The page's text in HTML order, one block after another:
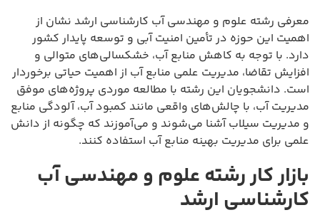
معرفی رشته علوم و مهندسی آب کارشناسی ارشد نشان از
اهمیت این حوزه در تأمین امنیت آبی و توسعه پایدار کشور
دارد. با توجه به کاهش منابع آب، خشکسالی‌های متوالی و
افزایش تقاضا، مدیریت علمی منابع آب از اهمیت حیاتی برخوردار
است. دانشجویان این رشته با مطالعه موردی پروژه‌های موفق
مدیریت آب، با چالش‌های واقعی مانند کمبود آب، آلودگی منابع
و مدیریت سیلاب آشنا می‌شوند و می‌آموزند که چگونه از دانش
علمی برای مدیریت بهینه منابع آب استفاده کنند.
بازار کار رشته علوم و مهندسی آب
کارشناسی ارشد